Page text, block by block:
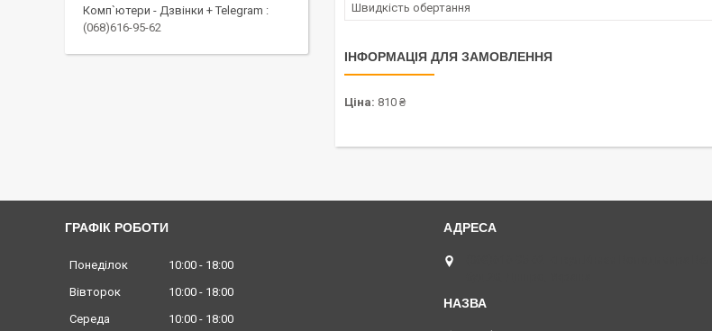
Швидкість обертання
ІНФОРМАЦІЯ ДЛЯ ЗАМОВЛЕННЯ
Ціна: 810 ₴
Комп`ютери - Дзвінки + Telegram
(068)616-95-62
ГРАФІК РОБОТИ
Понеділок 10:00
18:00
Вівторок
10:00
18:00
Середа
10:00 18:00